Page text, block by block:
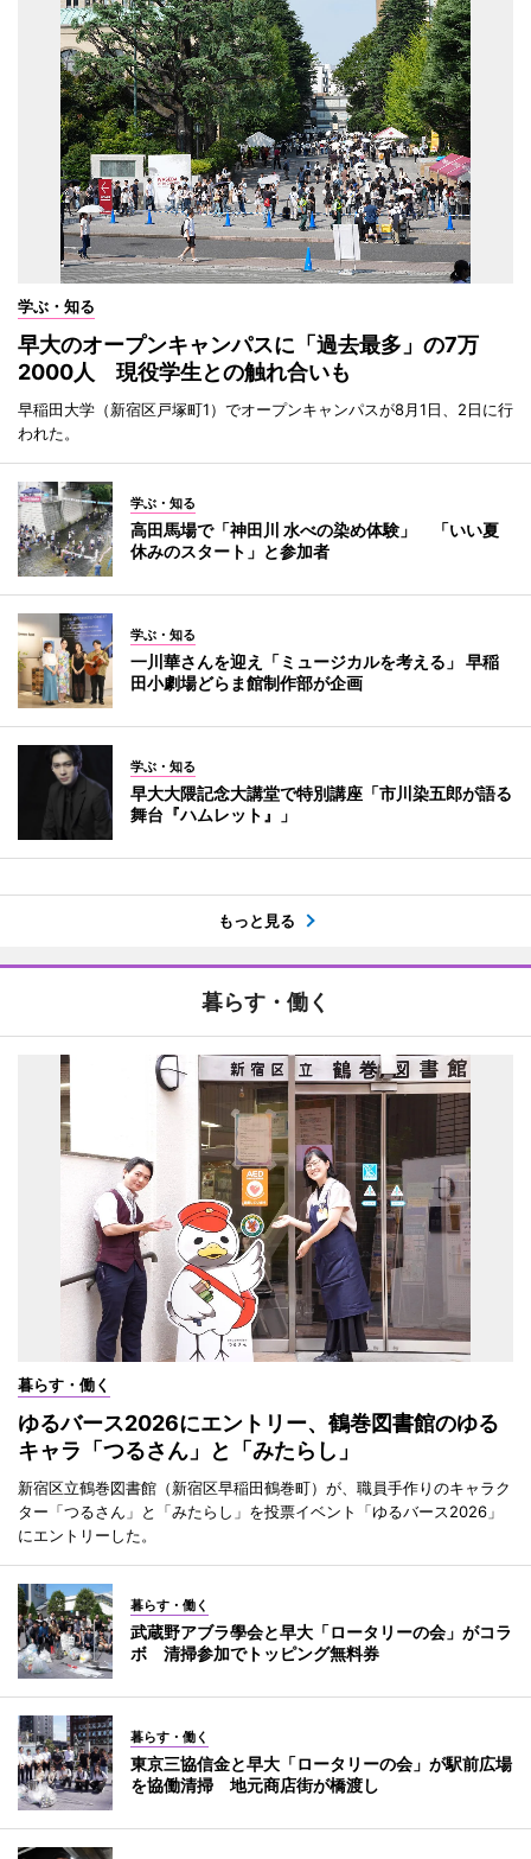
学ぶ・知る
早大のオープンキャンパスに「過去最多」の7万
2000人 現役学生との触れ合いも
早稲田大学（新宿区戸塚町1）でオープンキャンパスが8月1日、2日に行
われた。
学ぶ・知る
高田馬場で「神田川 水べの染め体験」 「いい夏
休みのスタート」と参加者
学ぶ・知る
一川華さんを迎え「ミュージカルを考える」 早稲
田小劇場どらま館制作部が企画
学ぶ・知る
早大大隈記念大講堂で特別講座「市川染五郎が語る
舞台『ハムレット』」
もっと見る
暮らす・働く
暮らす・働く
ゆるバース2026にエントリー、鶴巻図書館のゆる
キャラ「つるさん」と「みたらし」
新宿区立鶴巻図書館（新宿区早稲田鶴巻町）が、職員手作りのキャラク
ター「つるさん」と「みたらし」を投票イベント「ゆるバース2026」
にエントリーした。
暮らす・働く
武蔵野アブラ學会と早大「ロータリーの会」がコラ
ボ 清掃参加でトッピング無料券
暮らす・働く
東京三協信金と早大「ロータリーの会」が駅前広場
を協働清掃 地元商店街が橋渡し